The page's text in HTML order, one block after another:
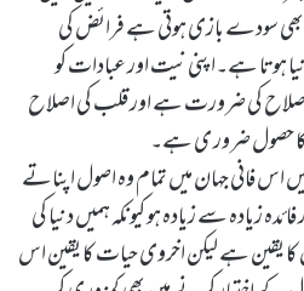
سودے بازی ہوتی ہے فرائض کی
ہوتا ہے۔اپنی نیت اور عبادات کو
کی ضرورت ہے اور قلب کی اصلاح
کا حصول ضرور ی ہے۔
اس فانی جہان میں تمام وہ اصول اپناتے
زیادہ سے زیادہ ہو کیونکہ ہمیں دنیا کی
ہے لیکن اخروی حیات کا یقین اس